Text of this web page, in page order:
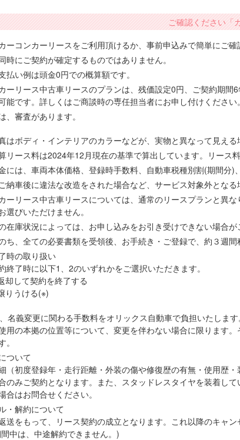
ご確認ください「
ーコンカーリースをご利用頂けるか、事前申込みで簡単にご確
時にご契約が確定するものではありません。
払い例は頭金0円での概算額です。
ーリース中古車リースのプランは、残価設定0円、ご契約期
能です。詳しくはご商談時の専任担当者にお申し付けください。
、審査があります。
はボディ・インテリアのカラーなどが、実物と異なって見える
リース料は2024年12月現在の基準で算出しています。リース
には、車両本体価格、登録時手数料、自動車税種別割(期間分
納車後に違法な改造をされた場合など、サービス対象外となる
ーリース中古車リースについては、通常のリースプランと異
選びいただけません。
在庫状況によっては、お申し込みをお引き受けできない場合が
ち、全ての必要書類を受領後、お手続き・ご登録で、約３週
時の取り扱い
終了時に以下1、2のいずれかをご選択いただきます。
却して契約を終了する
りうける(※)
名義変更に関わる手数料をオリックス自動車で負担いたしま
用の本拠の位置等について、変更を伴わない場合に限ります
ついて
（初度登録年・走行距離・外装の傷や修復歴の有無・使用歴
のみご契約となります。また、スタッドレスタイヤを装着し
合はお問合せください。
・解約について
送をもって、リース契約の成立となります。これ以降のキャン
中は、中途解約できません。)